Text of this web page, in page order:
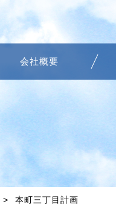
会社概要
本町三丁目計画